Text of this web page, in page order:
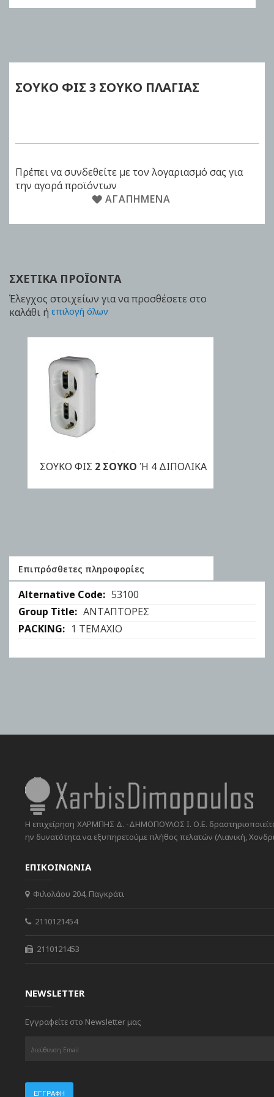
beginning
the
ΣΟΥΚΟ ΦΙΣ 3 ΣΟΥΚΟ ΠΛΑΓΙΑΣ
Πρέπει να συνδεθείτε με τον λογαριασμό σας για
την αγορά προϊόντων
ΑΓΑΠΗΜΈΝΑ
ΣΧΕΤΙΚΆ ΠΡΟΪΌΝΤΑ
Έλεγχος στοιχείων για να προσθέσετε στο
καλάθι ή επιλογή όλων
ΣΟΥΚΟ ΦΙΣ 2 ΣΟΥΚΟ Ή 4 ΔΙΠΟΛΙΚΑ
Επιπρόσθετες πληροφορίες
Επιπρόσθετες
πληροφορίες
53100
ΑΝΤΑΠΤΟΡΕΣ
1 ΤΕΜΑΧΙΟ
Η επιχείρηση ΧΑΡΜΠΗΣ Δ. -ΔΗΜΟΠΟΥΛΟΣ Ι. Ο.Ε.
ην δυνατότητα να εξυπηρετούμε πλήθος πελατών (Λιανική,
ΕΠΙΚΟΙΝΩΝΙΑ
Φιλολάου 204, Παγκράτι
2110121454
2110121453
NEWSLETTER
Εγγραφείτε στο Newsletter μας
ΕΓΓΡΑΦΉ